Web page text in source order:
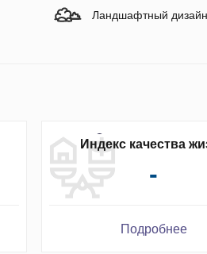
Ландшафтный дизайн
Индекс качества
-
Подробнее